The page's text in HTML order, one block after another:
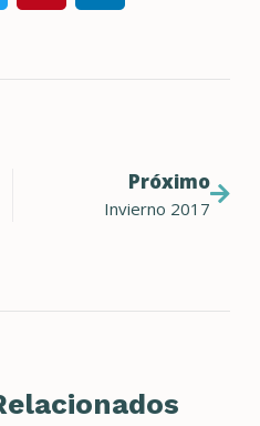
Próximo
Invierno 2017